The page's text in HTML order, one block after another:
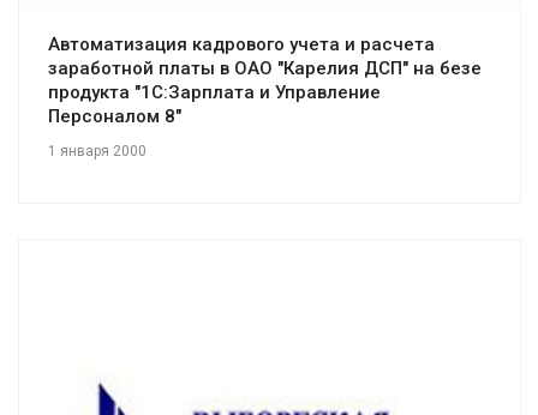
Автоматизация кадрового учета и расчета
заработной платы в ОАО "Карелия ДСП" на безе
продукта "1С:Зарплата и Управление
Персоналом 8"
1 января 2000